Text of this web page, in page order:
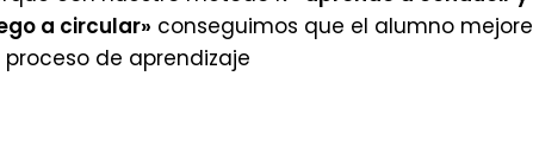
a circular» conseguimos que el alumno mejore
proceso de aprendizaje